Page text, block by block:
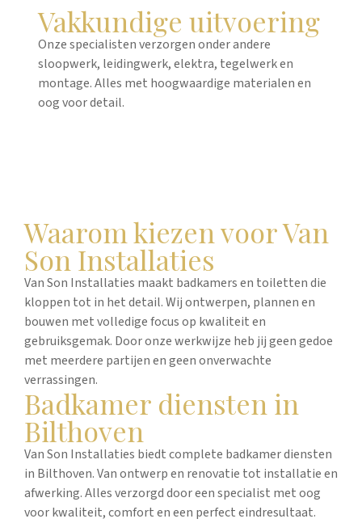
Vakkundige uitvoering
Onze specialisten verzorgen onder andere
sloopwerk, leidingwerk, elektra, tegelwerk en
montage. Alles met hoogwaardige materialen en
oog voor detail.
Waarom kiezen voor Van
Son Installaties
Van Son Installaties maakt badkamers en toiletten die
kloppen tot in het detail. Wij ontwerpen, plannen en
bouwen met volledige focus op kwaliteit en
gebruiksgemak. Door onze werkwijze heb jij geen gedoe
met meerdere partijen en geen onverwachte
verrassingen.
Badkamer diensten in
Bilthoven
Van Son Installaties biedt complete badkamer diensten
in Bilthoven. Van ontwerp en renovatie tot installatie en
afwerking. Alles verzorgd door een specialist met oog
voor kwaliteit, comfort en een perfect eindresultaat.